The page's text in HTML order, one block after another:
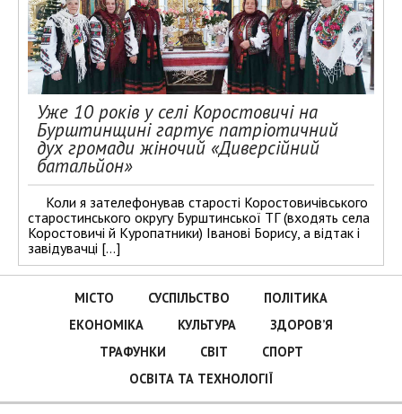
Уже 10 років у селі Коростовичі на
Бурштинщині гартує патріотичний
дух громади жіночий «Диверсійний
батальйон»
Коли я зателефонував старості Коростовичівського
старостинського округу Бурштинської ТГ (входять села
Коростовичі й Куропатники) Іванові Борису, а відтак і
завідувачці […]
МІСТО СУСПІЛЬСТВО
ПОЛІТИКА
ЕКОНОМІКА
КУЛЬТУРА
ЗДОРОВ’Я
ТРАФУНКИ
СВІТ
СПОРТ
ОСВІТА ТА ТЕХНОЛОГІЇ